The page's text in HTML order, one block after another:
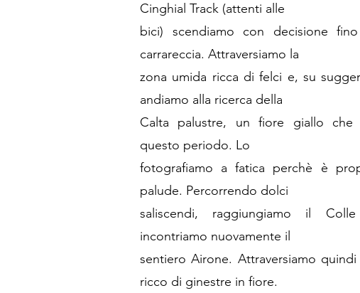
Cinghial Track (attenti alle
bici) scendiamo con decisione
carrareccia. Attraversiamo la
zona umida ricca di felci e, su
andiamo alla ricerca della
Calta palustre, un fiore giallo
questo periodo. Lo
fotografiamo a fatica perchè è
palude. Percorrendo dolci
saliscendi, raggiungiamo il
incontriamo nuovamente il
sentiero Airone. Attraversiamo
ricco di ginestre in fiore.